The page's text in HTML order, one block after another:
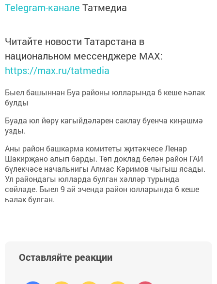
Telegram-канале Татмедиа
Читайте новости Татарстана в
национальном мессенджере MАХ:
https://max.ru/tatmedia
Быел башыннан Буа районы юлларында 6 кеше һәлак
булды
Буада юл йөрү кагыйдәләрен саклау буенча киңәшмә
узды.
Аны район башкарма комитеты җитәкчесе Ленар
Шакирҗано алып барды. Төп доклад белән район ГАИ
бүлекчәсе начальнигы Алмас Кәримов чыгыш ясады.
Ул райондагы юлларда булган хәлләр турында
сөйләде. Быел 9 ай эчендә район юлларында 6 кеше
һәлак булган.
Оставляйте реакции